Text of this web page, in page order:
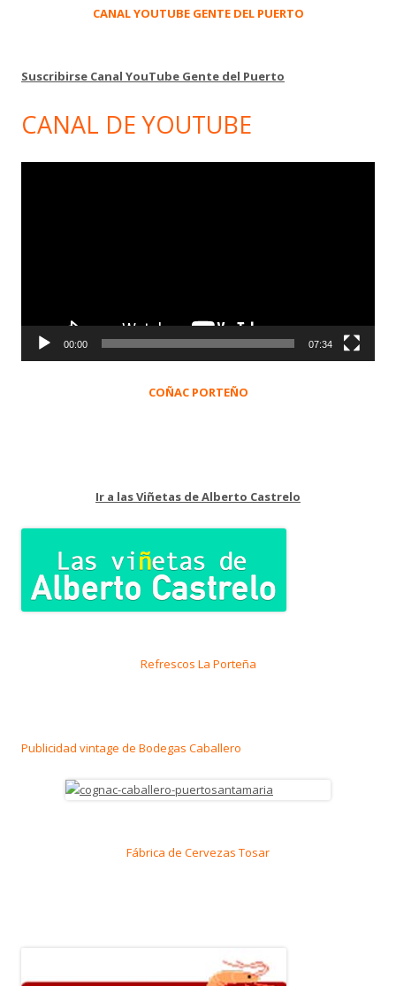
CANAL YOUTUBE GENTE DEL PUERTO
Suscribirse Canal YouTube Gente del Puerto
CANAL DE YOUTUBE
00:00 07:34
COÑAC PORTEÑO
Ir a las Viñetas de Alberto Castrelo
Refrescos La Porteña
Publicidad vintage de Bodegas Caballero
Fábrica de Cervezas Tosar